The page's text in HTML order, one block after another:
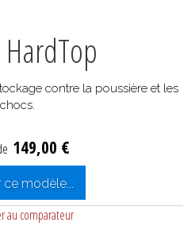
contre la poussière et les
chocs.
149,00 €
ce modèle...
au comparateur